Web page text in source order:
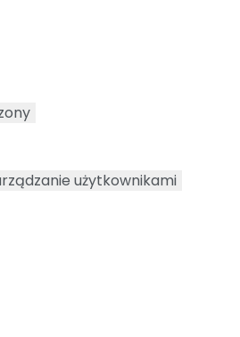
użytkownikami